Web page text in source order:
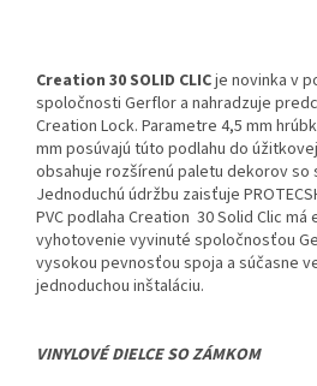
Creation 30 SOLID CLICje novinka v
spoločnosti Gerflor a nahradzuje
Creation Lock. Parametre 4,5 mm
mm posúvajú túto podlahu do
obsahuje rozšírenú paletu dekorov so
Jednoduchú údržbu zaisťuje
PVC podlaha Creation 30 Solid Clic
vyhotovenie vyvinuté spoločnosťou
vysokou pevnosťou spoja a súčasne
jednoduchou inštaláciu.
VINYLOVÉ DIELCE SO ZÁMKOM